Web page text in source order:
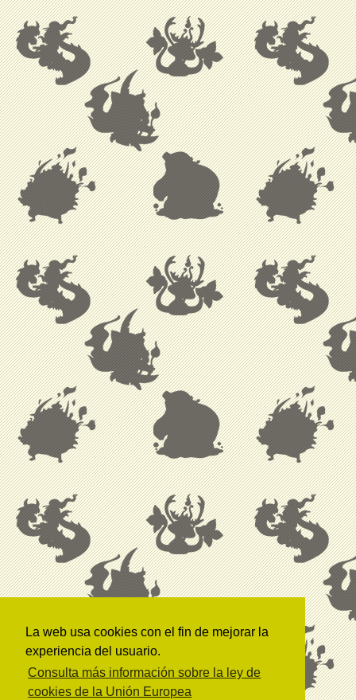
La web usa cookies con el fin de mejorar la
experiencia del usuario.
Consulta más información sobre la ley de
cookies de la Unión Europea